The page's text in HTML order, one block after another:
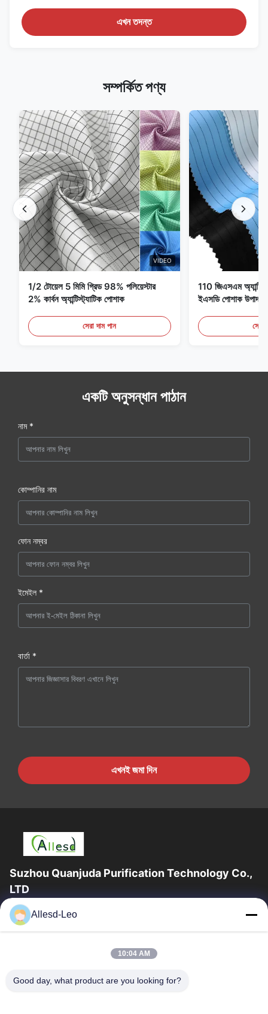
এখন তদন্ত
সম্পর্কিত পণ্য
VIDEO
1/2 টোয়েল 5 মিমি গ্রিড 98% পলিয়েস্টার
2% কার্বন অ্যান্টিস্ট্যাটিক পোশাক
সেরা দাম পান
110 জিএসএম অ্যান্টি
ইএসডি পোশাক উপাদান
সেরা
একটি অনুসন্ধান পাঠান
নাম *
কোম্পানির নাম
ফোন নম্বর
ইমেইল *
বার্তা *
এখনই জমা দিন
Suzhou Quanjuda Purification Technology Co.,
LTD
16 বছরের অভিজ্ঞতা, ESD এবং Cleanroom পণ্যগুলির একটি নেতৃস্থানীয়
প্রস্তুতকারক এবং রপ্তানিকারক হিসাবে, আমরা ESD এবং Cleanroom সরঞ্জাম এবং
বাড়ি
পণ্য
Allesd-Leo
10:04 AM
Good day, what product are you looking for?